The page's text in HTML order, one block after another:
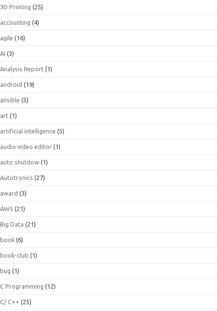
3D Printing (25)
accounting (4)
agile (16)
AI (3)
Analysis Report (1)
android (19)
ansible (5)
art (1)
artificial intelligence (5)
audio video editor (1)
auto shutdow (1)
Autotronics (27)
award (3)
AWS (21)
Big Data (21)
book (6)
book-club (1)
bug (1)
C Programming (12)
C/ C++ (25)